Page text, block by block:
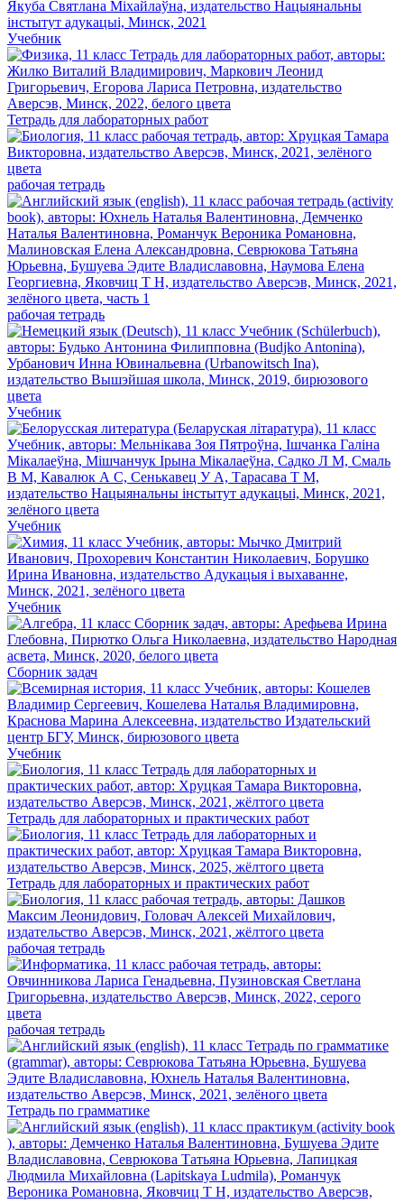
Учебник
Тетрадь для лабораторных работ
рабочая тетрадь
рабочая тетрадь
Учебник
Учебник
Учебник
Сборник задач
Учебник
Тетрадь для лабораторных и практических работ
Тетрадь для лабораторных и практических работ
рабочая тетрадь
рабочая тетрадь
Тетрадь по грамматике